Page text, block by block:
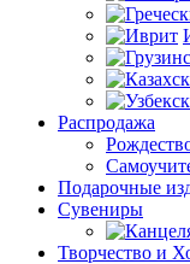
Распродажа
Подарочные
Сувениры
Творчество и